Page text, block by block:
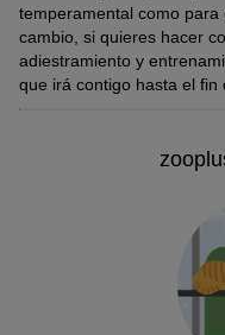
temperamental como
cambio, si quieres hacer
adiestramiento y
que irá contigo hasta el fin